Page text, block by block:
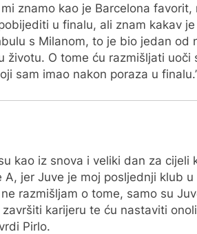
znamo kao je Barcelona
u finalu, ali znam kakav
s Milanom, to je bio jedan od
životu. O tome ću razmišljati uoči
sam imao nakon poraza u
kao iz snova i veliki dan za cijeli
jer Juve je moj posljednji klub
razmišljam o tome, samo su
karijeru te ću nastaviti
Pirlo.